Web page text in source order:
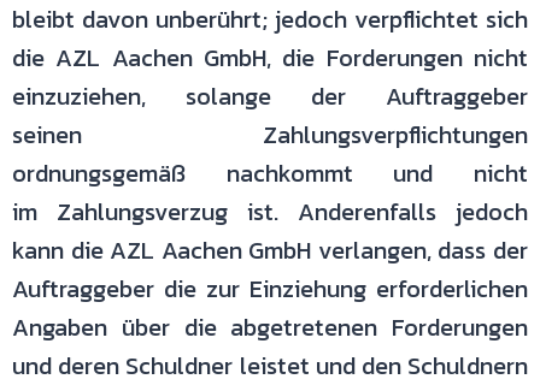
bleibt davon unberührt; jedoch verpflichtet sich
die AZL Aachen GmbH, die Forderungen nicht
einzuziehen, solange der Auftraggeber
seinen Zahlungsverpflichtungen
ordnungsgemäß nachkommt und nicht
im Zahlungsverzug ist. Anderenfalls jedoch
kann die AZL Aachen GmbH verlangen, dass der
Auftraggeber die zur Einziehung erforderlichen
Angaben über die abgetretenen Forderungen
und deren Schuldner leistet und den Schuldnern